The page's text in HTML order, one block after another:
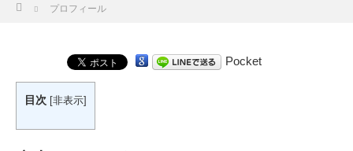
プロフィール
Pocket
目次 [非表示]